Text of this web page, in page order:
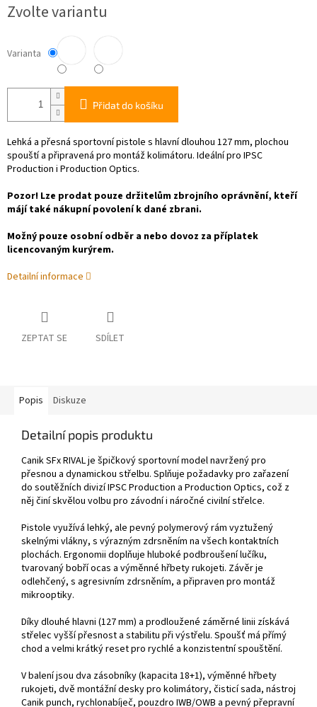
cena:
Zvolte variantu
Varianta
Přidat do košíku
Lehká a přesná sportovní pistole s hlavní dlouhou 127 mm, plochou
spouští a připravená pro montáž kolimátoru. Ideální pro IPSC
Production i Production Optics.
Pozor! Lze prodat pouze držitelům zbrojního oprávnění, kteří
májí také nákupní povolení k dané zbrani.
Možný pouze osobní odběr a nebo dovoz za příplatek
licencovaným kurýrem.
Detailní informace
ZEPTAT SE SDÍLET
Popis Diskuze
Detailní popis produktu
Canik SFx RIVAL je špičkový sportovní model navržený pro
přesnou a dynamickou střelbu. Splňuje požadavky pro zařazení
do soutěžních divizí IPSC Production a Production Optics, což z
něj činí skvělou volbu pro závodní i náročné civilní střelce.
Pistole využívá lehký, ale pevný polymerový rám vyztužený
skelnými vlákny, s výrazným zdrsněním na všech kontaktních
plochách. Ergonomii doplňuje hluboké podbroušení lučíku,
tvarovaný bobří ocas a výměnné hřbety rukojeti. Závěr je
odlehčený, s agresivním zdrsněním, a připraven pro montáž
mikrooptiky.
Díky dlouhé hlavni (127 mm) a prodloužené záměrné linii získává
střelec vyšší přesnost a stabilitu při výstřelu. Spoušť má přímý
chod a velmi krátký reset pro rychlé a konzistentní spouštění.
V balení jsou dva zásobníky (kapacita 18+1), výměnné hřbety
rukojeti, dvě montážní desky pro kolimátory, čisticí sada, nástroj
Canik punch, rychlonabíječ, pouzdro IWB/OWB a pevný přepravní